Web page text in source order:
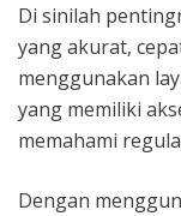
Di sinilah
yang akurat,
menggunakan
yang memiliki
memahami
Dengan